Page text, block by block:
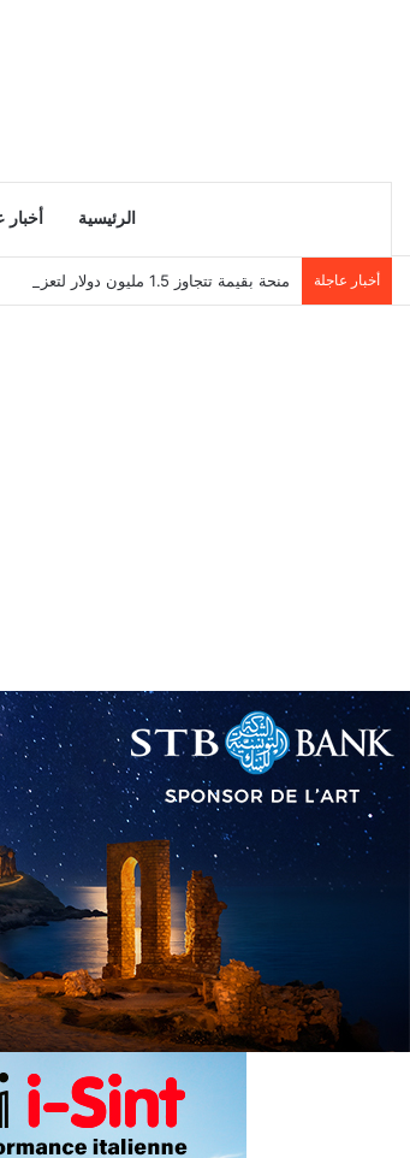
الرئيسية أخبار
أخبار عاجلة منحة بقيمة تتجاوز 1.5 مليون دولار لتعزيز الدبلوماسية التجارية في تونس!